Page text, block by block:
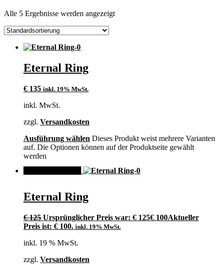
Alle 5 Ergebnisse werden angezeigt
Eternal Ring
€ 135 inkl. 19% MwSt.
inkl. MwSt.
zzgl. Versandkosten
Ausführung wählen Dieses Produkt weist mehrere Varianten
auf. Die Optionen können auf der Produktseite gewählt
werden
Eternal Ring
€125 Ursprünglicher Preis war: € 125€ 100Aktueller
Preis ist: € 100. inkl. 19% MwSt.
inkl. 19 % MwSt.
zzgl. Versandkosten